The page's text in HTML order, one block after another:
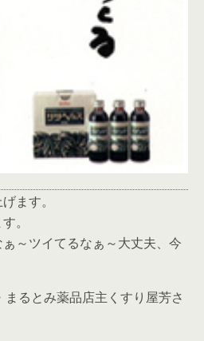
ます。
。
～ツイてるなぁ～大丈夫、今
るとみ薬品店主くすり屋芳さ